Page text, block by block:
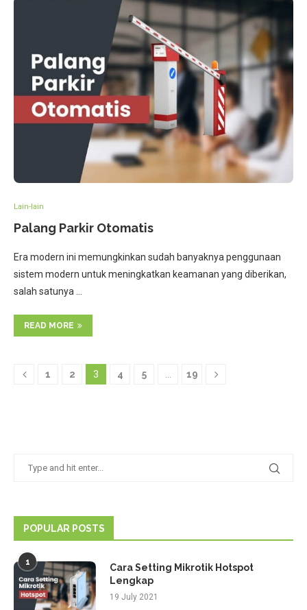
Lain-lain
Palang Parkir Otomatis
Era modern ini memungkinkan sudah banyaknya penggunaan
sistem modern untuk meningkatkan keamanan yang diberikan,
salah satunya …
READ MORE
1 2 3 4 5 19
POPULAR POSTS
1
Cara Setting Mikrotik Hotspot
Lengkap
19 July 2021